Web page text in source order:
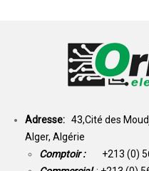
Adresse: 43,Cité des
Alger, Algérie
Comptoir : +213 (0)